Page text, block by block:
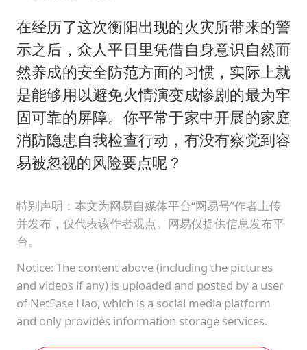
在经历了这次衡阳出现的火灾所带来的警
示之后，众人平日里凭借自身意识自然而
然养成的安全防范方面的习惯，实际上就
是能够用以避免火情演变成惨剧的最为牢
固可靠的屏障。你平常于家中开展的家庭
消防隐患自我检查行动，有没有察觉到容
易被忽视的风险要点呢？
特别声明：本文为网易自媒体平台“网易号”作者上传
并发布，仅代表该作者观点。网易仅提供信息发布平
台。
Notice: The content above (including the pictures
and videos if any) is uploaded and posted by a user
of NetEase Hao, which is a social media platform
and only provides information storage services.